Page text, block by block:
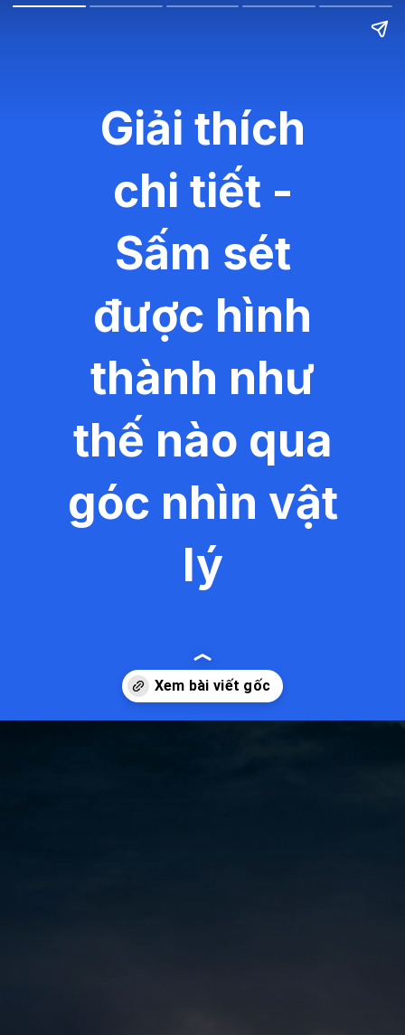
Giải thích
chi tiết -
Sấm sét
được hình
thành như
thế nào qua
góc nhìn vật
lý